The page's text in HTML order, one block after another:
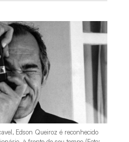
Edson Queiroz é reconhecido